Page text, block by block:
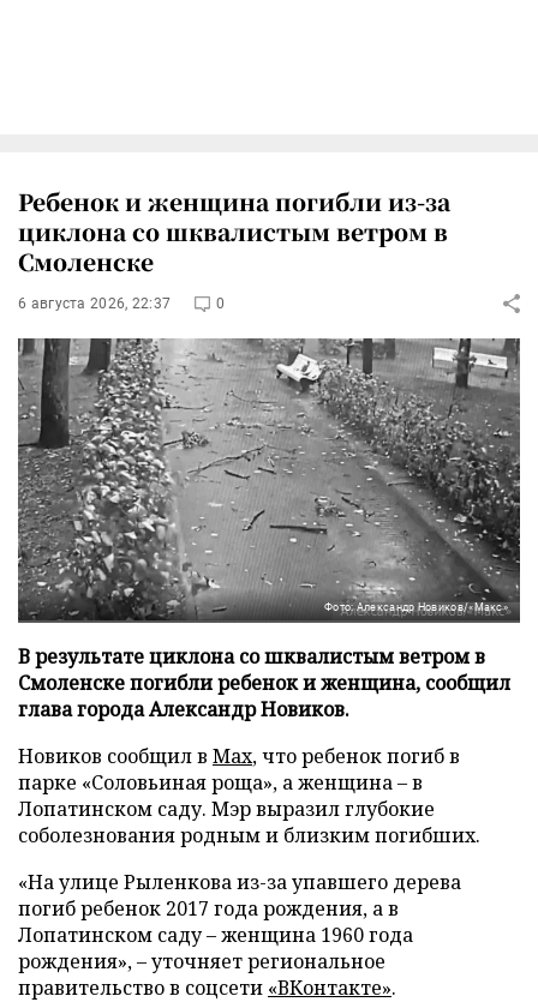
Ребенок и женщина погибли из-за
циклона со шквалистым ветром в
Смоленске
6 августа 2026, 22:37 0
Фото: Александр Новиков/«Макс»
В результате циклона со шквалистым ветром в
Смоленске погибли ребенок и женщина, сообщил
глава города Александр Новиков.
Новиков сообщил в Мах, что ребенок погиб в
парке «Соловьиная роща», а женщина – в
Лопатинском саду. Мэр выразил глубокие
соболезнования родным и близким погибших.
«На улице Рыленкова из-за упавшего дерева
погиб ребенок 2017 года рождения, а в
Лопатинском саду – женщина 1960 года
рождения», – уточняет региональное
правительство в соцсети «ВКонтакте».